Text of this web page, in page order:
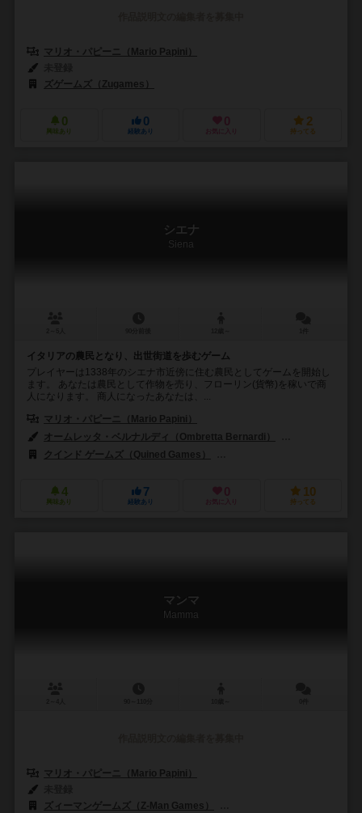
マリオ・パピーニ（Mario Papini）
ズゲームズ（Zugames）
0
興味あり
0
経験あり
0
お気に入り
2
持ってる
シエナ
Siena
イタリアの農民となり、出世街道を歩むゲーム
プレイヤーは1338年のシエナ市近傍に住む農民としてゲームを開始し
ます。 あなたは農民として作物を売り、フローリン(貨幣)を稼いで商
人になります。 商人になったあなたは、...
マリオ・パピーニ（Mario Papini）
オームレッタ・ベルナルディ（Ombretta Bernardi）
クインド ゲームズ（Quined Games）
4
興味あり
7
経験あり
0
お気に入り
10
持ってる
マンマ
Mamma
マリオ・パピーニ（Mario Papini）
ズィーマンゲームズ（Z-Man Games）